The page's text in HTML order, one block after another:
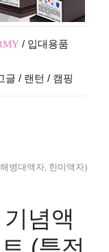
/ 입대용품
글 / 랜턴 / 캠핑
병대액자, 한미액자)
념액